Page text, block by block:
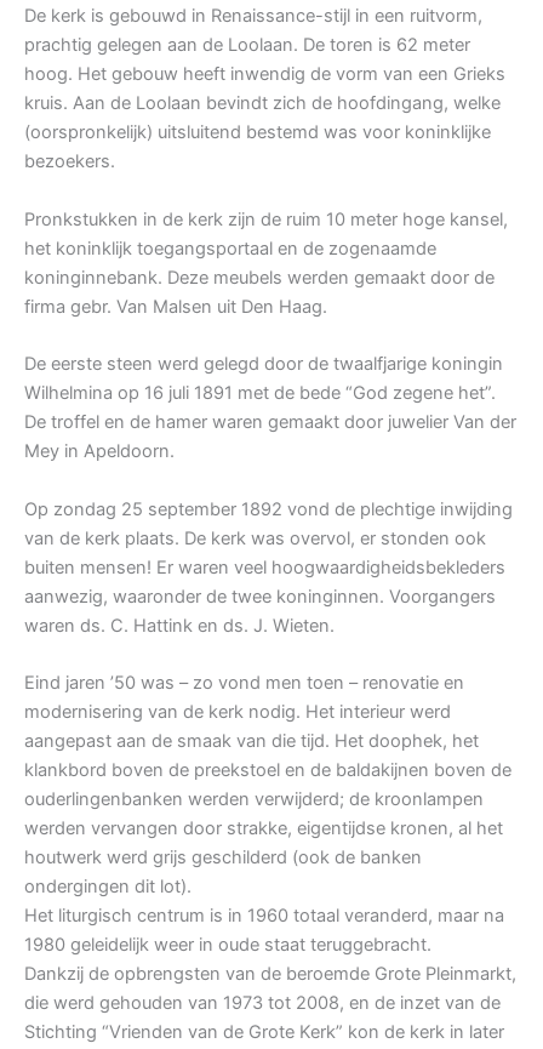
De kerk is gebouwd in Renaissance-stijl in een ruitvorm,
prachtig gelegen aan de Loolaan. De toren is 62 meter
hoog. Het gebouw heeft inwendig de vorm van een Grieks
kruis. Aan de Loolaan bevindt zich de hoofdingang, welke
(oorspronkelijk) uitsluitend bestemd was voor koninklijke
bezoekers.
Pronkstukken in de kerk zijn de ruim 10 meter hoge kansel,
het koninklijk toegangsportaal en de zogenaamde
koninginnebank. Deze meubels werden gemaakt door de
firma gebr. Van Malsen uit Den Haag.
De eerste steen werd gelegd door de twaalfjarige koningin
Wilhelmina op 16 juli 1891 met de bede “God zegene het”.
De troffel en de hamer waren gemaakt door juwelier Van der
Mey in Apeldoorn.
Op zondag 25 september 1892 vond de plechtige inwijding
van de kerk plaats. De kerk was overvol, er stonden ook
buiten mensen! Er waren veel hoogwaardigheidsbekleders
aanwezig, waaronder de twee koninginnen. Voorgangers
waren ds. C. Hattink en ds. J. Wieten.
Eind jaren ’50 was – zo vond men toen – renovatie en
modernisering van de kerk nodig. Het interieur werd
aangepast aan de smaak van die tijd. Het doophek, het
klankbord boven de preekstoel en de baldakijnen boven de
ouderlingenbanken werden verwijderd; de kroonlampen
werden vervangen door strakke, eigentijdse kronen, al het
houtwerk werd grijs geschilderd (ook de banken
ondergingen dit lot).
Het liturgisch centrum is in 1960 totaal veranderd, maar na
1980 geleidelijk weer in oude staat teruggebracht.
Dankzij de opbrengsten van de beroemde Grote Pleinmarkt,
die werd gehouden van 1973 tot 2008, en de inzet van de
Stichting “Vrienden van de Grote Kerk” kon de kerk in later